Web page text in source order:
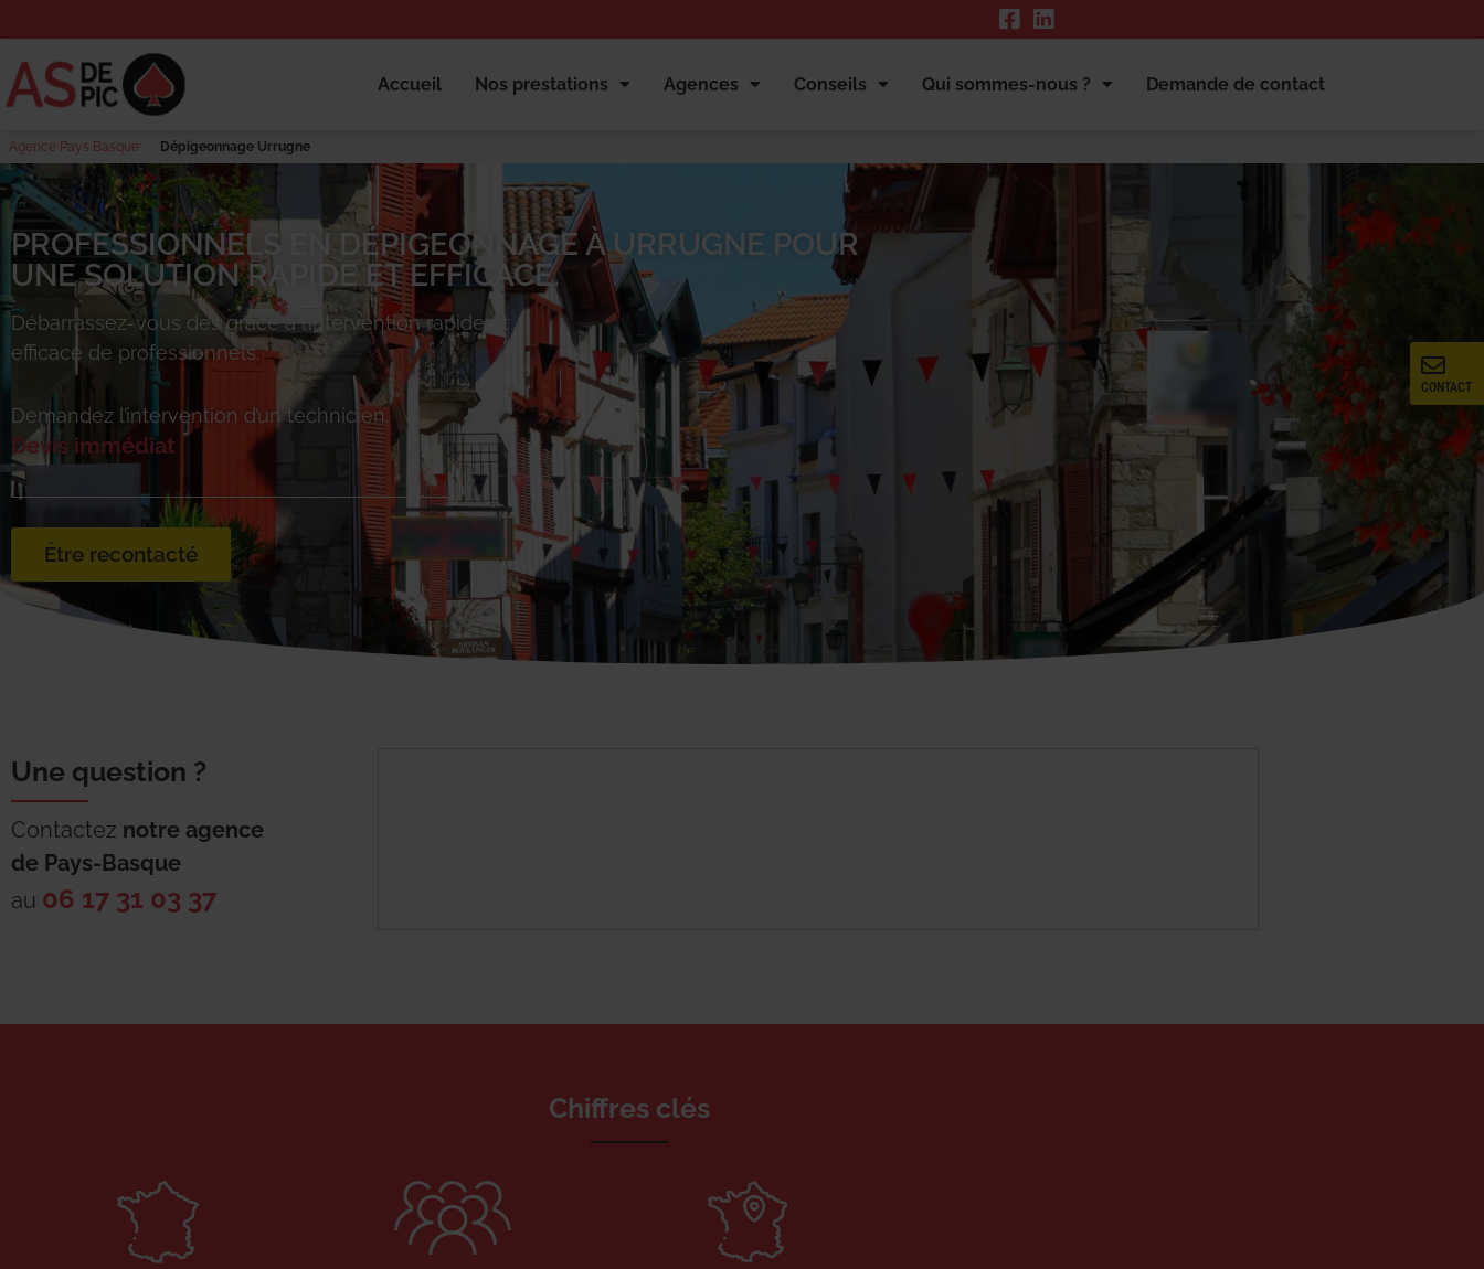
Accueil Nos prestations Agences Conseils Qui sommes-nous ? Demande de contact
Agence Pays Basque Dépigeonnage Urrugne
CONTACT
PROFESSIONNELS EN DÉPIGEONNAGE À URRUGNE POUR
UNE SOLUTION RAPIDE ET EFFICACE.
Débarrassez-vous desgrâce à l’intervention rapide et
efficace de professionnels.
Demandez l’intervention d’un technicien.
Devis immédiat
Être recontacté
Une question ?
Contactez notre agence
de Pays-Basque
au 06 17 31 03 37
Chiffres clés